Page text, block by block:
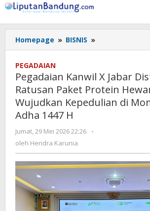
Lewati
konten
Homepage » BISNIS »
Kanwil
Distribusikan
Ratusan
Paket
di
Momen
Adha
1447
H
PEGADAIAN
Pegadaian Kanwil X Jabar
Ratusan Paket Protein
Wujudkan Kepedulian di
Adha 1447 H
Jumat, 29 Mei 2026 22:26
oleh
-
oleh Hendra Karunia